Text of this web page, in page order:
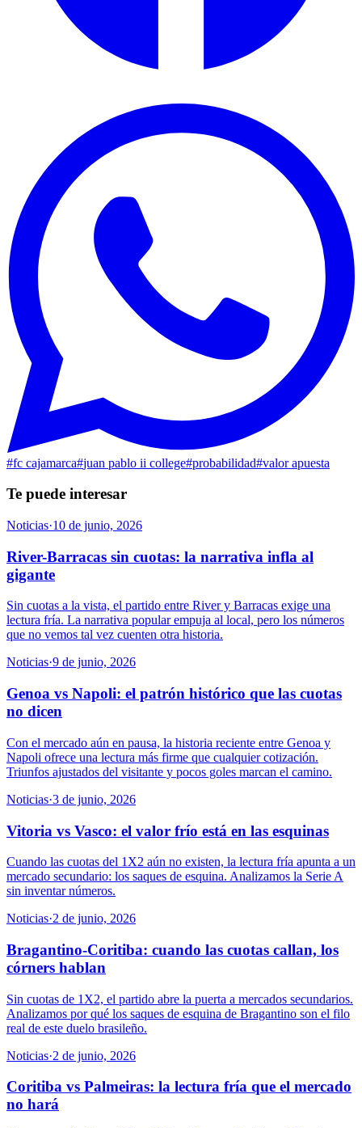
#fc cajamarca#juan pablo ii college#probabilidad#valor apuesta
Te puede interesar
Noticias·10 de junio, 2026
River-Barracas sin cuotas: la narrativa infla al
gigante
Sin cuotas a la vista, el partido entre River y Barracas exige una
lectura fría. La narrativa popular empuja al local, pero los números
que no vemos tal vez cuenten otra historia.
Noticias·9 de junio, 2026
Genoa vs Napoli: el patrón histórico que las cuotas
no dicen
Con el mercado aún en pausa, la historia reciente entre Genoa y
Napoli ofrece una lectura más firme que cualquier cotización.
Triunfos ajustados del visitante y pocos goles marcan el camino.
Noticias·3 de junio, 2026
Vitoria vs Vasco: el valor frío está en las esquinas
Cuando las cuotas del 1X2 aún no existen, la lectura fría apunta a un
mercado secundario: los saques de esquina. Analizamos la Serie A
sin inventar números.
Noticias·2 de junio, 2026
Bragantino-Coritiba: cuando las cuotas callan, los
córners hablan
Sin cuotas de 1X2, el partido abre la puerta a mercados secundarios.
Analizamos por qué los saques de esquina de Bragantino son el filo
real de este duelo brasileño.
Noticias·2 de junio, 2026
Coritiba vs Palmeiras: la lectura fría que el mercado
no hará